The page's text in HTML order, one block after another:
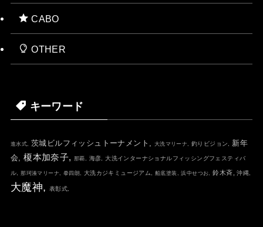
CABO
OTHER
キーワード
進水式, 茨城ビルフィッシュトーナメント, 大洗マリーナ,釣りビジョン, 新年
会,榎本加奈子, 那覇, 海彦,大洗インターナショナルフィッシングフェスティバ
ル,那珂湊マリーナ, 拳四朗, 大洗カジキミュージアム,船底塗装,浜中せつお,鈴木斉,沖縄,
大魔神, 表彰式,